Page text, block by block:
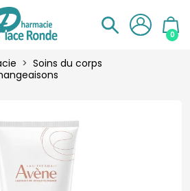
0
Soins du corps